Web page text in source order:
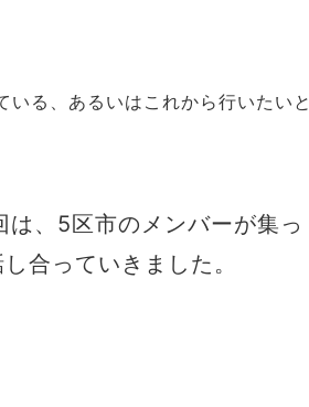
る、あるいはこれから行いたいと
、5区市のメンバーが集っ
合っていきました。